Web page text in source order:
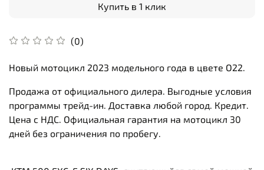
(0)
Купить в 1 клик
Новый мотоцикл 2023 модельного года в цвете O22.
Продажа от официального дилера. Выгодные условия
программы трейд-ин. Доставка любой город. Кредит.
Цена с НДС. Официальная гарантия на мотоцикл 30
дней без ограничения по пробегу.